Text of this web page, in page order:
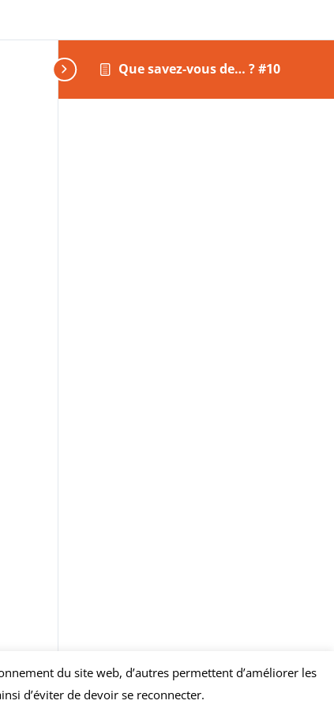
Que savez-vous de… ? #10
du site web, d’autres permettent d’améliorer les
d’éviter de devoir se reconnecter.